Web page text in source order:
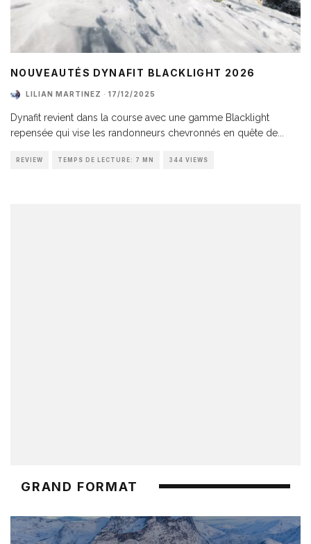
NOUVEAUTÉS DYNAFIT BLACKLIGHT 2026
LILIAN MARTINEZ · 17/12/2025
Dynafit revient dans la course avec une gamme Blacklight
repensée qui vise les randonneurs chevronnés en quête de
REVIEW TEMPS DE LECTURE: 7 MN 344 VIEWS
GRAND FORMAT